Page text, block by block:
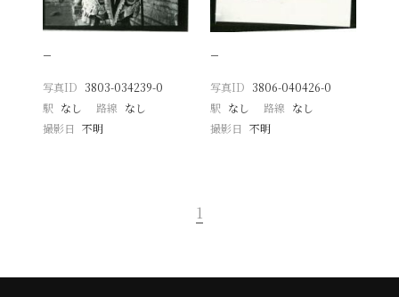
−
写真ID 3803-034239-0
駅 なし 路線 なし
撮影日
不明
−
写真ID 3806-040426-0
駅 なし 路線 なし
撮影日 不明
1